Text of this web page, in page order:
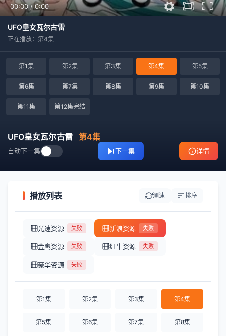
00:00/0:00
UFO皇女瓦尔古雷
正在播放：第4集
第1集 第2集 第3集 第4集 第5集
第6集 第7集 第8集 第9集 第10集
第11集 第12集完结
UFO皇女瓦尔古雷 第4集
自动下一集 下一集 详情
播放列表 测速 排序
光速资源 失败 新浪资源 失败
金鹰资源 失败 红牛资源 失败
豪华资源 失败
第1集 第2集 第3集 第4集
第5集 第6集 第7集 第8集